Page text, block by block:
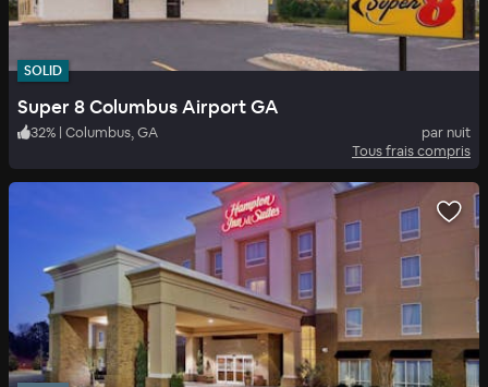
SOLID
Super 8 Columbus Airport GA
32% | Columbus, GA
par nuit
Tous frais compris